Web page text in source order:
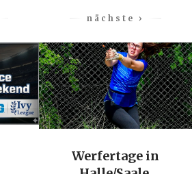
nächste ›
Werfertage in